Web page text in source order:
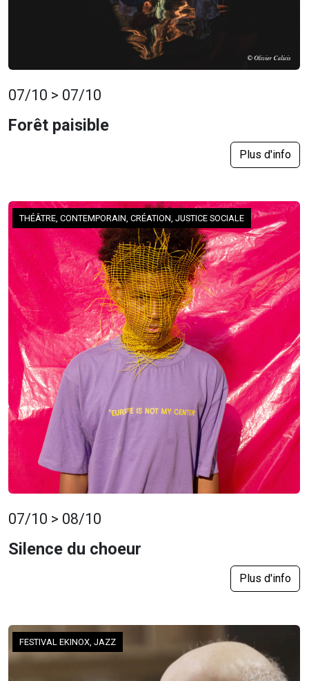
07/10 > 07/10
Forêt paisible
Plus d'info
THÉÂTRE, CONTEMPORAIN, CRÉATION, JUSTICE SOCIALE
07/10 > 08/10
Silence du choeur
Plus d'info
FESTIVAL EKINOX, JAZZ